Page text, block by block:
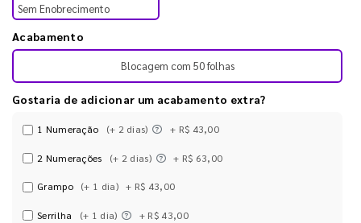
Sem Enobrecimento
Acabamento
Blocagem com 50 folhas
Gostaria de adicionar um acabamento extra?
1 Numeração (+ 2 dias) + R$ 43,00
2 Numerações (+ 2 dias) + R$ 63,00
Grampo (+ 1 dia) + R$ 43,00
Serrilha (+ 1 dia) + R$ 43,00